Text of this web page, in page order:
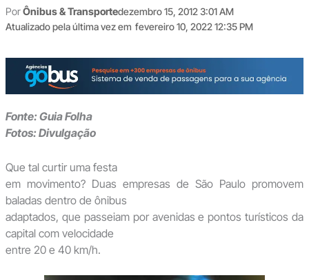
PorÔnibus & Transportedezembro 15, 2012 3:01 AM
Atualizado pela última vez em fevereiro 10, 2022 12:35 PM
Fonte: Guia Folha
Fotos: Divulgação
Que tal curtir uma festa
em movimento? Duas empresas de São Paulo promovem
baladas dentro de ônibus
adaptados, que passeiam por avenidas e pontos turísticos da
capital com velocidade
entre 20 e 40 km/h.